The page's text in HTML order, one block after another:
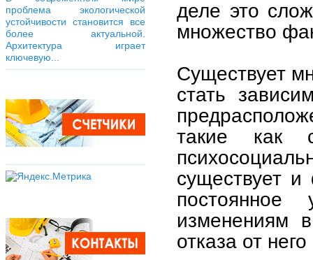
проблема экологической
устойчивости становится все
более актуальной.
Архитектура играет
ключевую...
деле это
множество
Существует
стать
такие как
существует и
постоянное
изменениям
отказа от